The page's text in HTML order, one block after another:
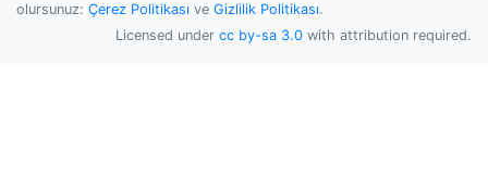
olursunuz: Çerez Politikası ve Gizlilik Politikası.
Licensed under cc by-sa 3.0 with attribution required.